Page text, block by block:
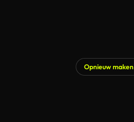
Opnieuw maken